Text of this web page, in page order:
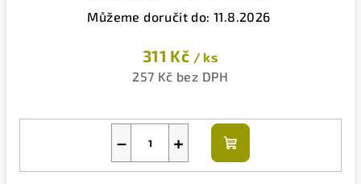
Můžeme doručit do: 11.8.2026
311 Kč / ks
257 Kč bez DPH
+
−
Do
košíku